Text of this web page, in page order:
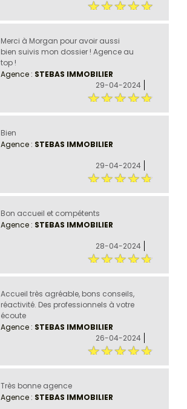
Merci à Morgan pour avoir aussi
bien suivis mon dossier ! Agence au
top !
Agence : STEBAS IMMOBILIER
29-04-2024
Bien
Agence : STEBAS IMMOBILIER
29-04-2024
Bon accueil et compétents
Agence : STEBAS IMMOBILIER
28-04-2024
Accueil très agréable, bons conseils,
réactivité. Des professionnels à votre
écoute
Agence : STEBAS IMMOBILIER
26-04-2024
Très bonne agence
Agence : STEBAS IMMOBILIER